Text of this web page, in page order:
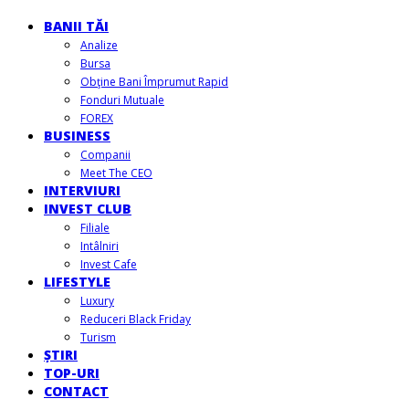
BANII TĂI
Analize
Bursa
Obţine Bani Împrumut Rapid
Fonduri Mutuale
FOREX
BUSINESS
Companii
Meet The CEO
INTERVIURI
INVEST CLUB
Filiale
Intâlniri
Invest Cafe
LIFESTYLE
Luxury
Reduceri Black Friday
Turism
ȘTIRI
TOP-URI
CONTACT